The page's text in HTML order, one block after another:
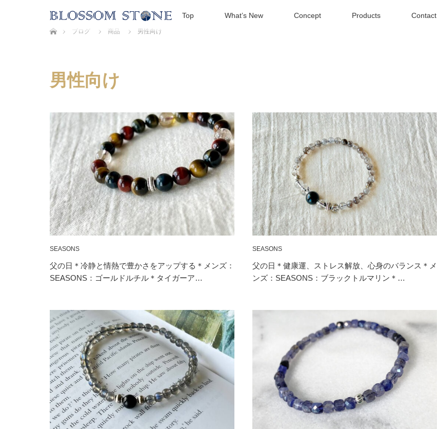
Top What’s New Concept Products Contact
ホーム
ブログ
商品 男性向け
男性向け
SEASONS
父の日＊冷静と情熱で豊かさをアップする＊メンズ：
SEASONS：ゴールドルチル＊タイガーア…
SEASONS
父の日＊健康運、ストレス解放、心身のバランス＊メ
ンズ：SEASONS：ブラックトルマリン＊…